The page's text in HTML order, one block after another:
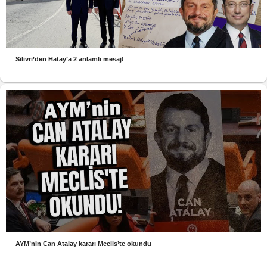
Silivri’den Hatay’a 2 anlamlı mesaj!
AYM’nin Can Atalay kararı Meclis’te okundu